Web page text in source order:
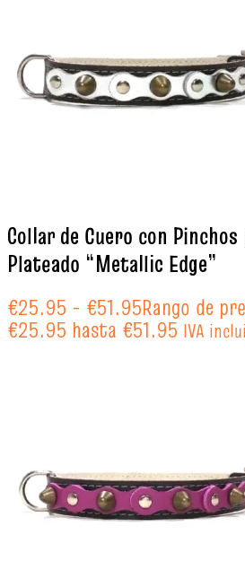
Collar de Cuero con
Plateado “Metallic Edge”
€25.95 - €51.95Rango de
€25.95 hasta €51.95 IVA